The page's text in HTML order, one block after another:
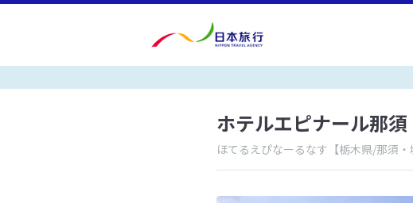
ホテルエピナール那須
ほてるえぴなーるなす 【栃木県/那須・